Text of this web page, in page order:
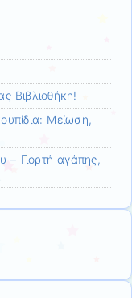
Βιβλιοθήκη!
Μείωση,
– Γιορτή αγάπης,